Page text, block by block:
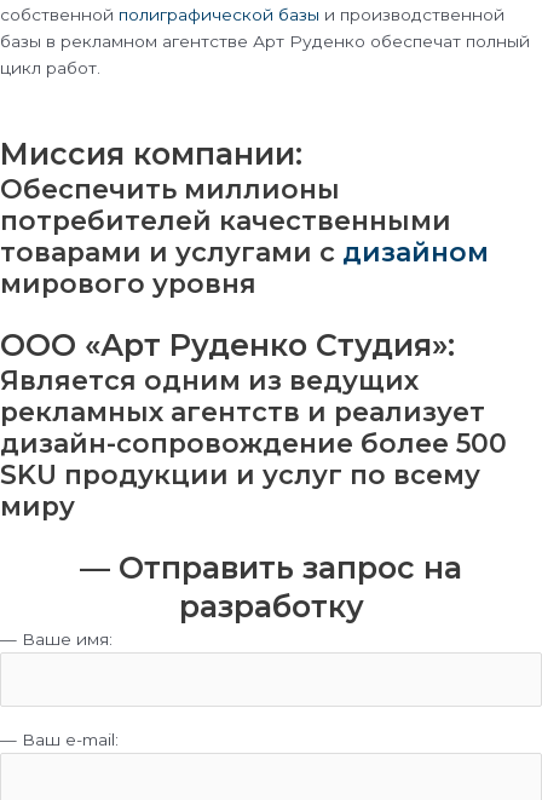
собственной полиграфической базы и производственной
базы в рекламном агентстве Арт Руденко обеспечат полный
цикл работ.
Миссия компании:
Обеспечить миллионы
потребителей качественными
товарами и услугами с дизайном
мирового уровня
ООО «Арт Руденко Студия»:
Является одним из ведущих
рекламных агентств и реализует
дизайн-сопровождение более 500
SKU продукции и услуг по всему
миру
— Отправить запрос на
разработку
— Ваше имя:
— Ваш e-mail: